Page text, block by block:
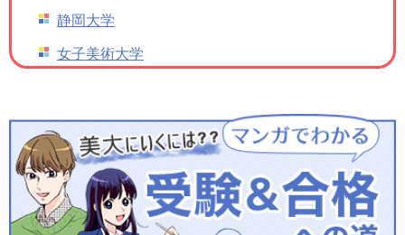
静岡大学
女子美術大学